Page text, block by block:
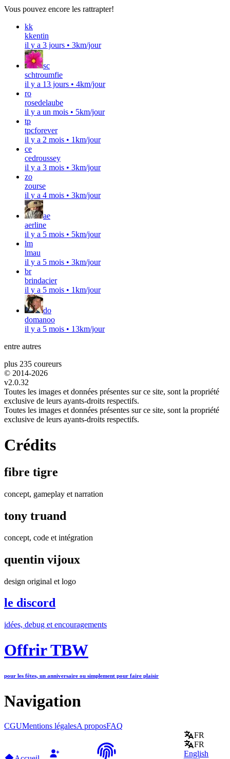
Vous pouvez encore les rattrapter!
kk
kkentin
il y a 3 jours • 3km/jour
sc
schtroumfie
il y a 13 jours • 4km/jour
ro
rosedelaube
il y a un mois • 5km/jour
tp
tpcforever
il y a 2 mois • 1km/jour
ce
cedroussey
il y a 3 mois • 3km/jour
zo
zourse
il y a 4 mois • 3km/jour
ae
aerline
il y a 5 mois • 5km/jour
lm
lmau
il y a 5 mois • 3km/jour
br
brindacier
il y a 5 mois • 1km/jour
do
domanoo
il y a 5 mois • 13km/jour
entre autres
plus 235 coureurs
FR
FR
English
© 2014-2026
v2.0.32
Toutes les images et données présentes sur ce site, sont la propriété
exclusive de leurs ayants-droits respectifs.
Toutes les images et données présentes sur ce site, sont la propriété
exclusive de leurs ayants-droits respectifs.
Crédits
fibre tigre
concept, gameplay et narration
tony truand
concept, code et intégration
quentin vijoux
design original et logo
le discord
idées, debug et encouragements
Offrir TBW
pour les fêtes, un anniversaire ou simplement pour faire plaisir
Navigation
CGUMentions légalesA proposFAQ